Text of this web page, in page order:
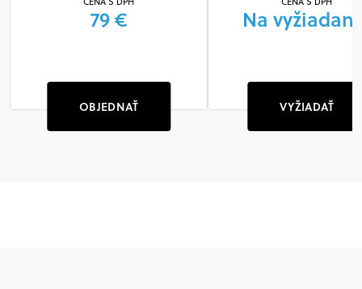
79 €
OBJEDNAŤ
Na
VYŽIADAŤ